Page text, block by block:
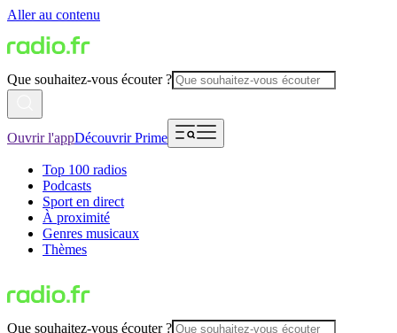
Aller au contenu
Que souhaitez-vous écouter ?
Ouvrir l'appDécouvrir Prime
Top 100 radios
Podcasts
Sport en direct
À proximité
Genres musicaux
Thèmes
Que souhaitez-vous écouter ?